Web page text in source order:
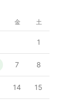
金 土
1
7 8
14 15